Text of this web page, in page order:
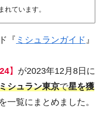
れています。
『 ミシュランガイド 』
】 が2023年12月8日に
シュラン東京で星を獲
を一覧にまとめました。